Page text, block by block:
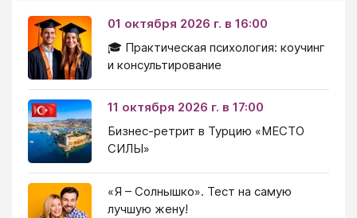
01 октября 2026 г. в 16:00
🎓 Практическая психология: коучинг
и консультирование
11 октября 2026 г. в 17:00
Бизнес-ретрит в Турцию «МЕСТО
СИЛЫ»
«Я – Солнышко». Тест на самую
лучшую жену!